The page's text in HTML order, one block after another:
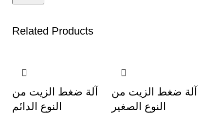
Related Products
آلة ضغط الزيت من
النوع الدائم
آلة ضغط الزيت من
النوع الصغير